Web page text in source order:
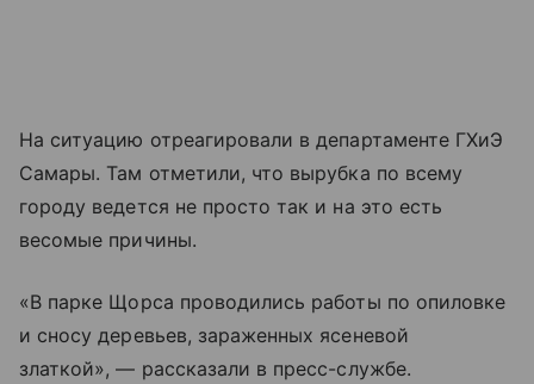
На ситуацию отреагировали в департаменте ГХиЭ
Самары. Там отметили, что вырубка по всему
городу ведется не просто так и на это есть
весомые причины.
«В парке Щорса проводились работы по опиловке
и сносу деревьев, зараженных ясеневой
златкой», — рассказали в пресс-службе.